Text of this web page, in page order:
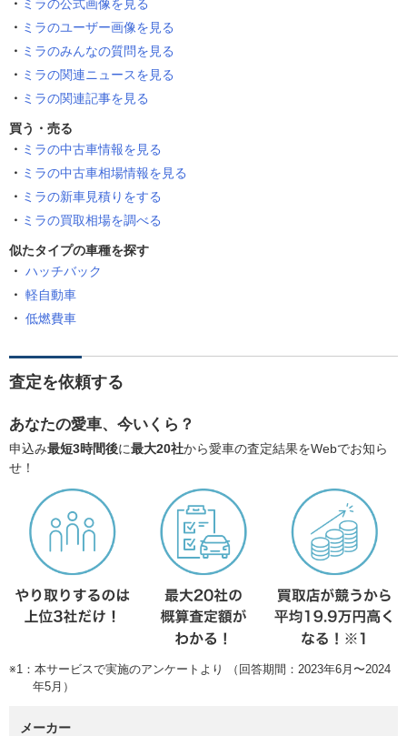
ミラの公式画像を見る
ミラのユーザー画像を見る
ミラのみんなの質問を見る
ミラの関連ニュースを見る
ミラの関連記事を見る
買う・売る
ミラの中古車情報を見る
ミラの中古車相場情報を見る
ミラの新車見積りをする
ミラの買取相場を調べる
似たタイプの車種を探す
ハッチバック
軽自動車
低燃費車
査定を依頼する
あなたの愛車、今いくら？
申込み最短3時間後に最大20社から愛車の査定結果をWebでお知ら
せ！
※1：本サービスで実施のアンケートより （回答期間：2023年6月〜2024
年5月）
メーカー